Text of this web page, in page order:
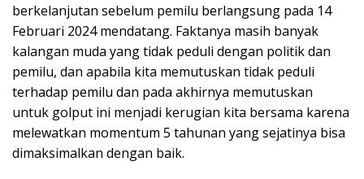
berkelanjutan sebelum pemilu berlangsung pada 14
Februari 2024 mendatang. Faktanya masih banyak
kalangan muda yang tidak peduli dengan politik dan
pemilu, dan apabila kita memutuskan tidak peduli
terhadap pemilu dan pada akhirnya memutuskan
untuk golput ini menjadi kerugian kita bersama karena
melewatkan momentum 5 tahunan yang sejatinya bisa
dimaksimalkan dengan baik.